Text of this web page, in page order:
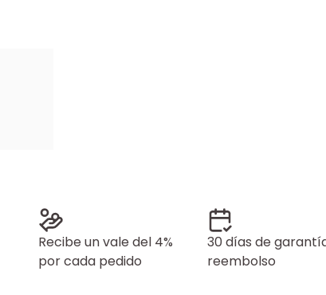
Recibe un vale del 4%
por cada pedido
30 días de
reembolso